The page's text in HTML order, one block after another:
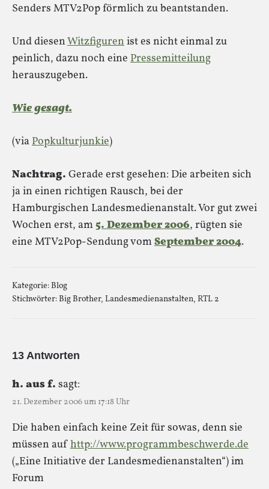
Senders MTV2Pop förmlich zu beantstanden.
Und diesenWitzfigurenist es nicht einmal zu
peinlich, dazu noch eine Pressemitteilung
herauszugeben.
Wie gesagt.
(viaPopkulturjunkie)
Nachtrag. Gerade erst gesehen: Die arbeiten sich
ja in einen richtigen Rausch, bei der
Hamburgischen Landesmedienanstalt. Vor gut zwei
Wochen erst, am5. Dezember 2006, rügten sie
eine MTV2Pop-Sendung vomSeptember 2004.
Kategorie:Blog
Stichwörter:Big Brother, Landesmedienanstalten, RTL 2
13 Antworten
h. aus f. sagt:
21. Dezember 2006 um 17:18 Uhr
Die haben einfach keine Zeit für sowas, denn sie
müssen aufhttp://www.programmbeschwerde.de
(„Eine Initiative der Landesmedienanstalten“) im
Forum